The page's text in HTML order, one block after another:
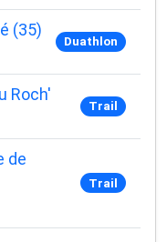
(35)
Duathlon
Roch'
Trail
de
Trail